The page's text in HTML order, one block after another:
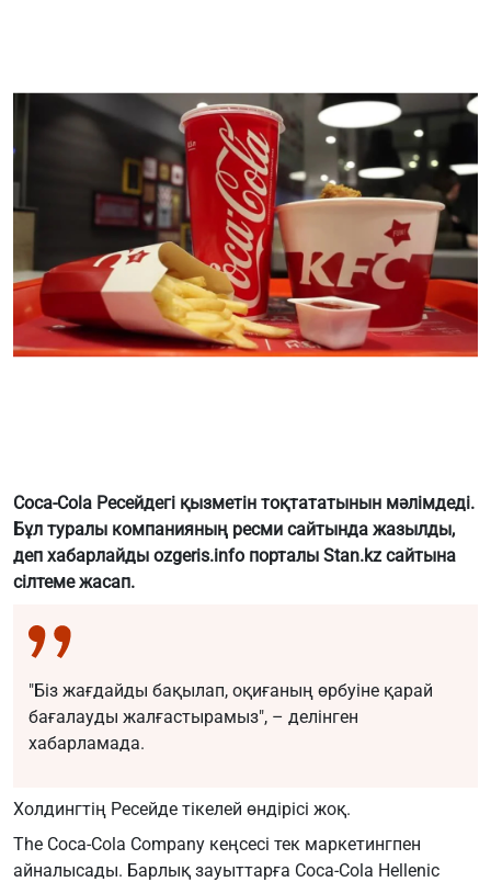
Coca-Cola Ресейдегі қызметін тоқтататынын мәлімдеді.
Бұл туралы компанияның ресми сайтында жазылды,
деп хабарлайды ozgeris.info порталы Stan.kz сайтына
сілтеме жасап.
"Біз жағдайды бақылап, оқиғаның өрбуіне қарай
бағалауды жалғастырамыз", – делінген
хабарламада.
Холдингтің Ресейде тікелей өндірісі жоқ.
The Coca-Cola Company кеңсесі тек маркетингпен
айналысады. Барлық зауыттарға Coca-Cola Hellenic